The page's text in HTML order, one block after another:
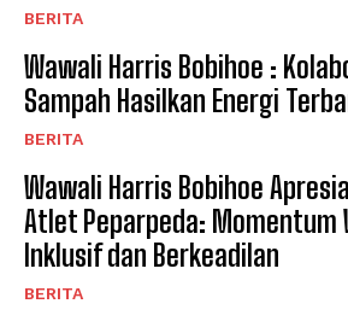
BERITA
Wawali Harris Bobihoe :
Sampah Hasilkan Energi
BERITA
Wawali Harris Bobihoe
Atlet Peparpeda: Momentum
Inklusif dan Berkeadilan
BERITA